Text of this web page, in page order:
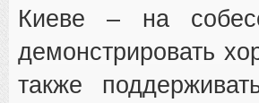
Киеве – на
демонстрировать
также